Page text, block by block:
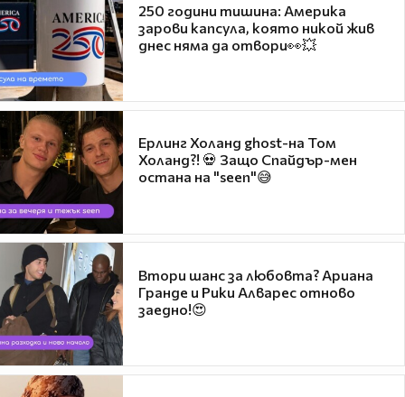
250 години тишина: Америка
зарови капсула, която никой жив
днес няма да отвори👀💥
Ерлинг Холанд ghost-на Том
Холанд?! 💀 Защо Спайдър-мен
остана на "seen"😅
Втори шанс за любовта? Ариана
Гранде и Рики Алварес отново
заедно!😍